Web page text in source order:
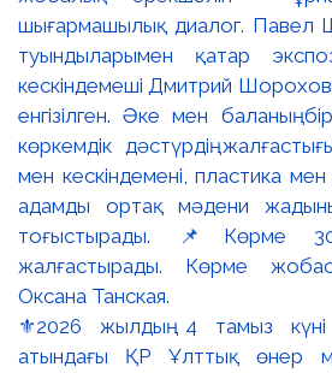
⚜️2026 жылдың 4 тамыз күні
атындағы ҚР Ұлттық өнер